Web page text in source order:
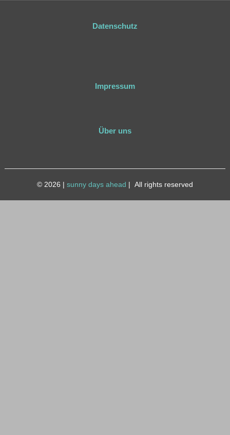
Datenschutz
Impressum
Über uns
© 2026 | sunny days ahead | All rights reserved